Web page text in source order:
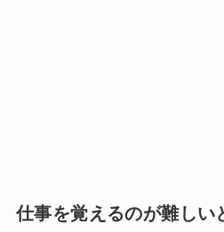
仕事を覚えるのが難しい